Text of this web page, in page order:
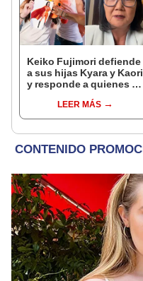
Keiko Fujimori defiende
a sus hijas Kyara y Kaori
y responde a quienes la
“No pueden decirme”
LEER MÁS